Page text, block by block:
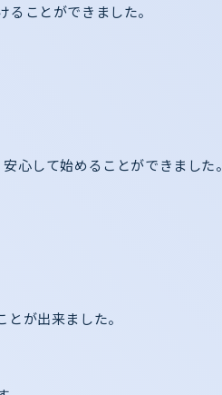
ことができました。
心して始めることができました。
が出来ました。